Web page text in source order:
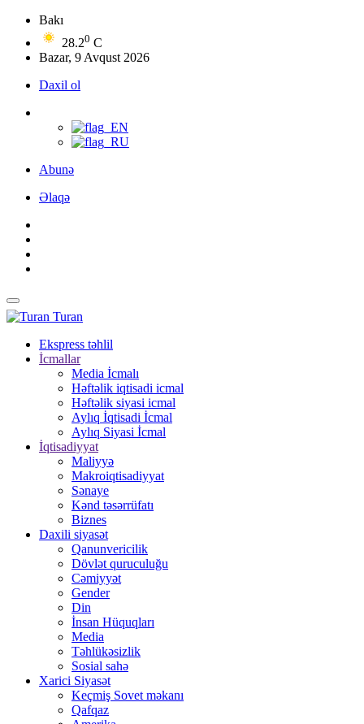
Bakı
28.20 C
Bazar, 9 Avqust 2026
Daxil ol
Abunə
Əlaqə
Turan
Ekspress təhlil
İcmallar
Media İcmalı
Həftəlik iqtisadi icmal
Həftəlik siyasi icmal
Aylıq İqtisadi İcmal
Aylıq Siyasi İcmal
İqtisadiyyat
Maliyyə
Makroiqtisadiyyat
Sənaye
Kənd təsərrüfatı
Biznes
Daxili siyasət
Qanunvericilik
Dövlət quruculuğu
Cəmiyyət
Gender
Din
İnsan Hüquqları
Media
Təhlükəsizlik
Sosial sahə
Xarici Siyasət
Keçmiş Sovet məkanı
Qafqaz